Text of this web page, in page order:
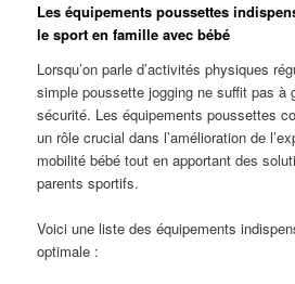
Les équipements poussettes
le sport en famille avec bébé
Lorsqu’on parle d’activités physiques
simple poussette jogging ne suffit pas à
sécurité. Les équipements poussettes
un rôle crucial dans l’amélioration de
mobilité bébé tout en apportant des
parents sportifs.
Voici une liste des équipements
optimale :